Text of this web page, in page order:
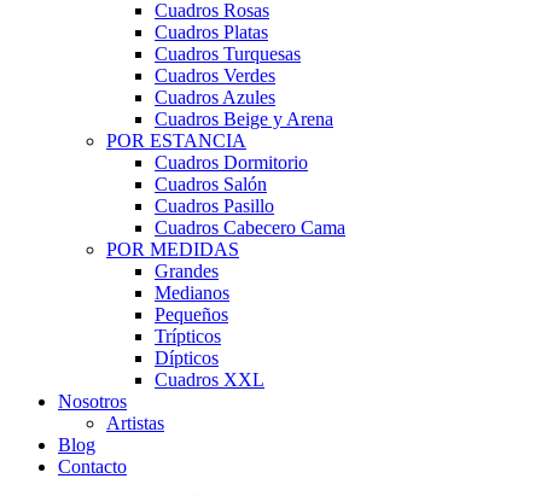
Cuadros Rosas
Cuadros Platas
Cuadros Turquesas
Cuadros Verdes
Cuadros Azules
Cuadros Beige y Arena
POR ESTANCIA
Cuadros Dormitorio
Cuadros Salón
Cuadros Pasillo
Cuadros Cabecero Cama
POR MEDIDAS
Grandes
Medianos
Pequeños
Trípticos
Dípticos
Cuadros XXL
Nosotros
Artistas
Blog
Contacto